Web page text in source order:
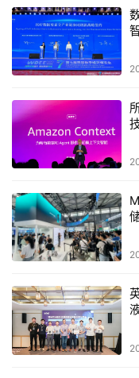
传统做法里，草稿模
多少个给大模型验证
但越往后的token越
看似只浪费了一点算
的系统性损耗。
每个token的存活概率
但AI打分天生容易自
观。
团队配套的时序温度
8%压缩到约1%，让概
基于这个精准预判，